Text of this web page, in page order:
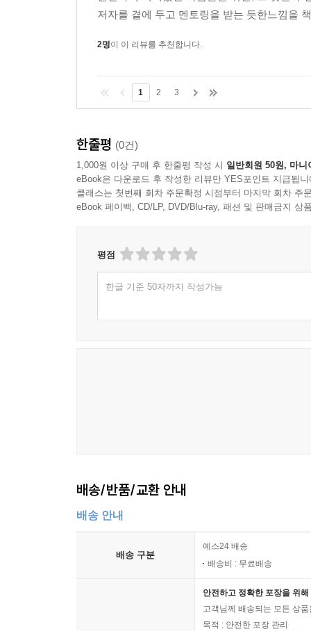
저자를 곁에 두고 멘토링을 받는 듯한느낌을
2명이 이 리뷰를 추천합니다.
1 2 3
한줄평 (0건)
1,000원 이상 구매 후 한줄평 작성 시 일반회원 50원, 마니
eBook은 다운로드 후 작성한 리뷰만 YES포인트 지급됩니
클래스는 첫번째 회차 주문확정 시점부터 마지막 회차 주
eBook 페이백, CD/LP, DVD/Blu-ray, 패션 및 판매금지 상
평점
한글 기준 50자까지 작성가능
배송/반품/교환 안내
배송 안내
배송 구분
예스24 배송
배송비 : 무료배송
안전하고 정확한 포장을 위
고객님께 배송되는 모든 상
목적 : 안전한 포장 관리